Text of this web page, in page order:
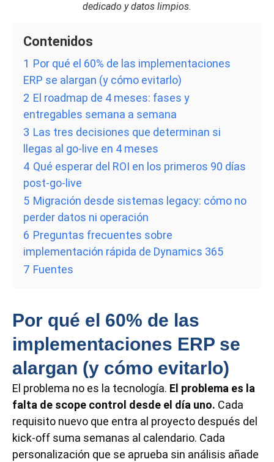
dedicado y datos limpios.
Contenidos
1 Por qué el 60% de las implementaciones
ERP se alargan (y cómo evitarlo)
2 El roadmap de 4 meses: fases y
entregables semana a semana
3 Las tres decisiones que determinan si
llegas al go-live en 4 meses
4 Qué esperar del ROI en los primeros 90 días
post-go-live
5 Migración desde sistemas legacy: cómo no
perder datos ni operación
6 Preguntas frecuentes sobre
implementación rápida de Dynamics 365
7 Fuentes
Por qué el 60% de las
implementaciones ERP se
alargan (y cómo evitarlo)
El problema no es la tecnología. El problema es la
falta de scope control desde el día uno. Cada
requisito nuevo que entra al proyecto después del
kick-off suma semanas al calendario. Cada
personalización que se aprueba sin análisis añade